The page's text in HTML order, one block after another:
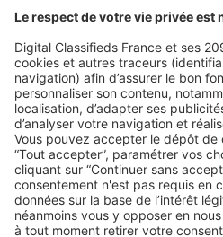
LE TEST
3 conseils pour
référencement de vos
neufs
Comment offrir une meilleure
la vaste jungle du web ? Le défi ...